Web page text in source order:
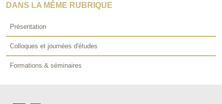
DANS LA MÊME RUBRIQUE
Présentation
Colloques et journées d'études
Formations & séminaires